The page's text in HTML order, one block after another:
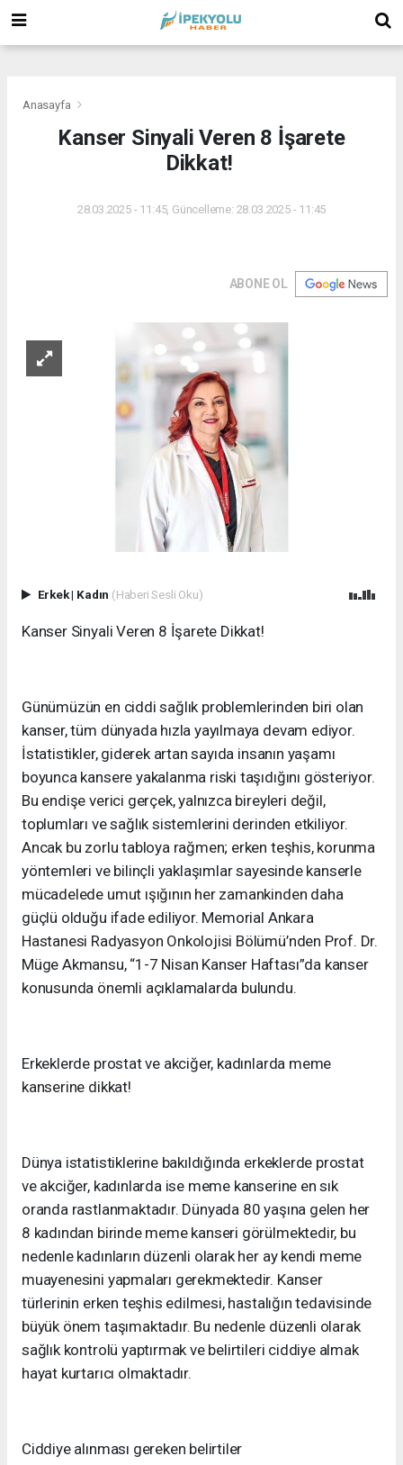
Anasayfa
Kanser Sinyali Veren 8 İşarete
Dikkat!
28.03.2025 - 11:45, Güncelleme: 28.03.2025 - 11:45
ABONE OL
Erkek| Kadın (Haberi Sesli Oku)
Kanser Sinyali Veren 8 İşarete Dikkat!
Günümüzün en ciddi sağlık problemlerinden biri olan
kanser, tüm dünyada hızla yayılmaya devam ediyor.
İstatistikler, giderek artan sayıda insanın yaşamı
boyunca kansere yakalanma riski taşıdığını gösteriyor.
Bu endişe verici gerçek, yalnızca bireyleri değil,
toplumları ve sağlık sistemlerini derinden etkiliyor.
Ancak bu zorlu tabloya rağmen; erken teşhis, korunma
yöntemleri ve bilinçli yaklaşımlar sayesinde kanserle
mücadelede umut ışığının her zamankinden daha
güçlü olduğu ifade ediliyor. Memorial Ankara
Hastanesi Radyasyon Onkolojisi Bölümü’nden Prof. Dr.
Müge Akmansu, “1-7 Nisan Kanser Haftası”da kanser
konusunda önemli açıklamalarda bulundu.
Erkeklerde prostat ve akciğer, kadınlarda meme
kanserine dikkat!
Dünya istatistiklerine bakıldığında erkeklerde prostat
ve akciğer, kadınlarda ise meme kanserine en sık
oranda rastlanmaktadır. Dünyada 80 yaşına gelen her
8 kadından birinde meme kanseri görülmektedir, bu
nedenle kadınların düzenli olarak her ay kendi meme
muayenesini yapmaları gerekmektedir. Kanser
türlerinin erken teşhis edilmesi, hastalığın tedavisinde
büyük önem taşımaktadır. Bu nedenle düzenli olarak
sağlık kontrolü yaptırmak ve belirtileri ciddiye almak
hayat kurtarıcı olmaktadır.
Ciddiye alınması gereken belirtiler